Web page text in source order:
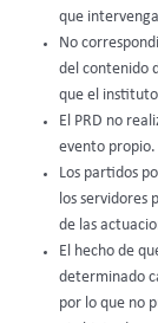
que
No
del contenido
que el
El PRD no
evento propio.
Los partidos
los servidores
de las
El hecho de
determinado
por lo que no